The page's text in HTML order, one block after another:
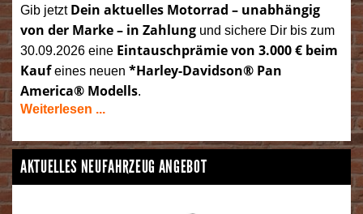
Gib jetzt Dein aktuelles Motorrad – unabhängig
von der Marke – in Zahlung und sichere Dir bis zum
30.09.2026 eine Eintauschprämie von 3.000 € beim
Kaufeines neuen *Harley-Davidson® Pan
America® Modells.
Weiterlesen ...
AKTUELLES NEUFAHRZEUG ANGEBOT